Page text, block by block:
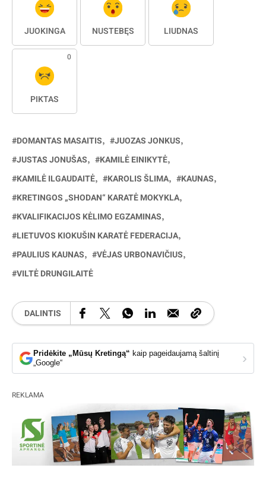
JUOKINGA NUSTEBĘS LIŪDNAS
0
PIKTAS
DOMANTAS MASAITIS
JUOZAS JONKUS
JUSTAS JONUŠAS
KAMILĖ EINIKYTĖ
KAMILĖ ILGAUDAITĖ
KAROLIS ŠLIMA
KAUNAS
KRETINGOS „SHODAN“ KARATĖ MOKYKLA
KVALIFIKACIJOS KĖLIMO EGZAMINAS
LIETUVOS KIOKUŠIN KARATĖ FEDERACIJA
PAULIUS KAUNAS
VĖJAS URBONAVIČIUS
VILTĖ DRUNGILAITĖ
DALINTIS
Pridėkite „Mūsų Kretingą“ kaip pageidaujamą šaltinį
„Google“
›
REKLAMA